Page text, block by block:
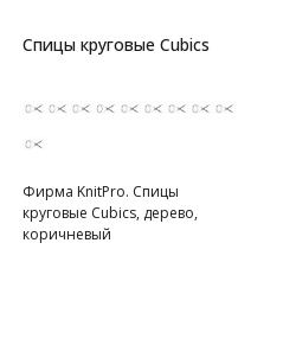
Спицы круговые Cubics
Фирма KnitPro. Спицы
круговые Cubics, дерево,
коричневый